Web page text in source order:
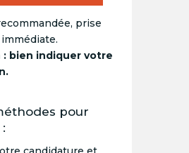
prise
bien indiquer votre
pour